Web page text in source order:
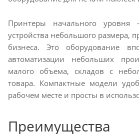
Принтеры начального
устройства небольшого размера,
бизнеса. Это оборудование
автоматизации небольших
малого объема, складов с
товара. Компактные модели
рабочем месте и просты в
Преимущества